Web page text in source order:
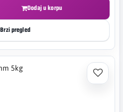
Dodaj u korpu
Brzi pregled